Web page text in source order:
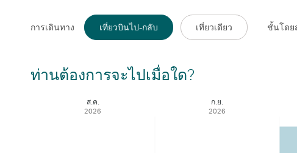
การเดินทาง เที่ยวบินไป-กลับ เที่ยวเดียว ชั้นโดย
ท่านต้องการจะไปเมื่อใด?
ส.ค.
2026
ก.ย.
2026